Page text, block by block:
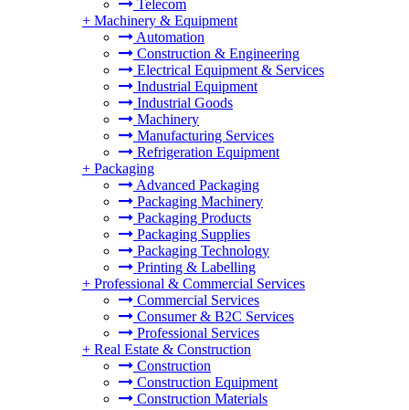
Telecom
+ Machinery & Equipment
Automation
Construction & Engineering
Electrical Equipment & Services
Industrial Equipment
Industrial Goods
Machinery
Manufacturing Services
Refrigeration Equipment
+ Packaging
Advanced Packaging
Packaging Machinery
Packaging Products
Packaging Supplies
Packaging Technology
Printing & Labelling
+ Professional & Commercial Services
Commercial Services
Consumer & B2C Services
Professional Services
+ Real Estate & Construction
Construction
Construction Equipment
Construction Materials